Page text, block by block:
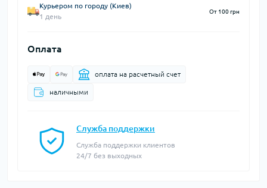
Курьером по городу (Киев)
1 день
От 100 грн
Оплата
оплата на расчетный счет
наличными
Служба поддержки
Служба поддержки клиентов
24/7 без выходных